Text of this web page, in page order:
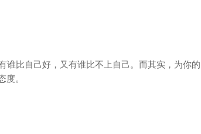
谁比自己好，又有谁比不上自己。而其实，为你的
度。